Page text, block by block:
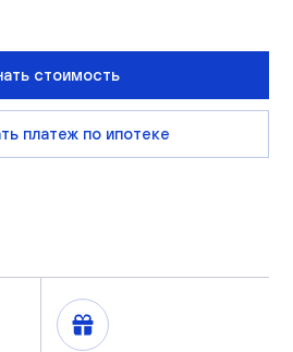
стоимость
платеж по ипотеке